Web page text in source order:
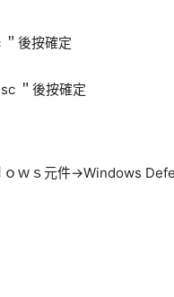
後按確定
ｗｓ元件→Windows